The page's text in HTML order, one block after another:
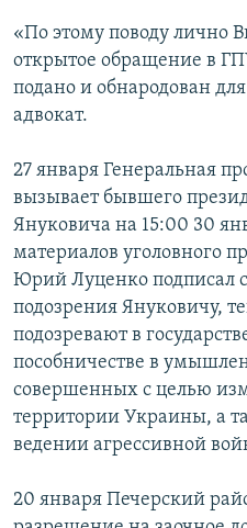
«По этому поводу лично
открытое обращение в
подано и обнародован
адвокат.
27 января Генеральная
вызывает бывшего
Януковича на 15:00 30
материалов уголовного
Юрий Луценко подписал
подозрения Януковичу,
подозревают в
пособничестве в
совершенных с целью
территории Украины, а
ведении агрессивной
20 января Печерский